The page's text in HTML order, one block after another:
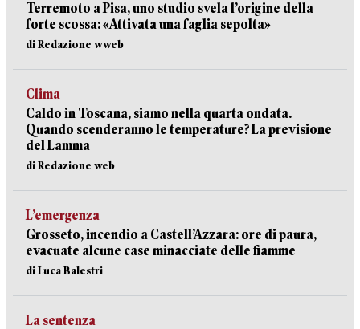
Terremoto a Pisa, uno studio svela l’origine della
forte scossa: «Attivata una faglia sepolta»
di Redazione wweb
Clima
Caldo in Toscana, siamo nella quarta ondata.
Quando scenderanno le temperature? La previsione
del Lamma
di Redazione web
L’emergenza
Grosseto, incendio a Castell’Azzara: ore di paura,
evacuate alcune case minacciate delle fiamme
di Luca Balestri
La sentenza